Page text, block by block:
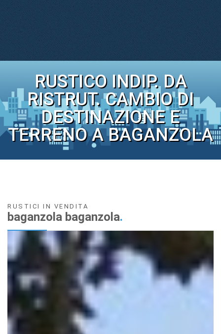
RUSTICO INDIP. DA
RISTRUT. CAMBIO DI
DESTINAZIONE E
TERRENO A BAGANZOLA
RUSTICI IN VENDITA
baganzola baganzola.